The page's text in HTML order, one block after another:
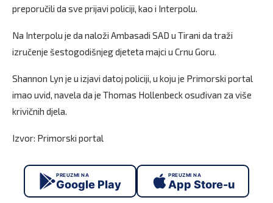
preporučili da sve prijavi policiji, kao i Interpolu.
Na Interpolu je da naloži Ambasadi SAD u Tirani da traži
izručenje šestogodišnjeg djeteta majci u Crnu Goru.
Shannon Lyn je u izjavi datoj policiji, u koju je Primorski portal
imao uvid, navela da je Thomas Hollenbeck osuđivan za više
krivičnih djela.
Izvor: Primorski portal
PREUZMI NA
Google Play
PREUZMI NA
App Store-u